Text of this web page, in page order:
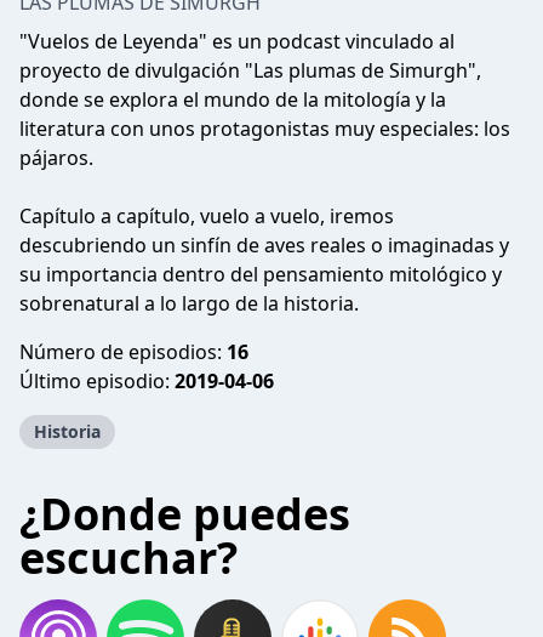
"Vuelos de Leyenda" es un podcast vinculado al
proyecto de divulgación "Las plumas de Simurgh",
donde se explora el mundo de la mitología y la
literatura con unos protagonistas muy especiales: los
pájaros.
Capítulo a capítulo, vuelo a vuelo, iremos
descubriendo un sinfín de aves reales o imaginadas y
su importancia dentro del pensamiento mitológico y
sobrenatural a lo largo de la historia.
Número de episodios: 16
Último episodio: 2019-04-06
Historia
¿Donde puedes
escuchar?